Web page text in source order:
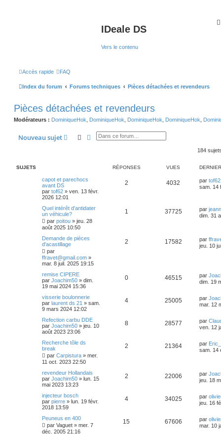
IDeale DS
Vers le contenu
Accès rapide FAQ
Index du forum Forums techniques Pièces détachées et revendeurs
Pièces détachées et revendeurs
Modérateurs : DominiqueHok DominiqueHok DominiqueHok DominiqueHok
Nouveau sujet Rechercher
Recherche avancée
184
SUJETS RÉPONSES VUES
capot et parechocs
avant DS
par tof62 » ven. 13 févr.
2026 12:01
2 4032 par tof62
sam. 14
Quel intérêt d'antidater
un véhicule?
par poitou » jeu. 28
août 2025 10:50
1 37725 par
dim. 31
Demande de pièces
d'acastillage
par
ffravet@gmail.com »
mar. 8 juil. 2025 19:15
2 17582 par
jeu. 10
remise CIPERE
par Joachim50 » dim.
19 mai 2024 15:36
0 46515 par
dim. 19
visserie boulonnerie
par laurent ds 21 » sam.
9 mars 2024 12:02
4 25005 par
mar. 12
Refection carbu DDE
par Joachim50 » jeu. 10
août 2023 23:06
8 28577 par
ven. 12
Recherche tôle ds
break
par Carpistura » mer.
11 oct. 2023 22:50
2 21364 par
sam. 14
revendeur Hollandais
par Joachim50 » lun. 15
mai 2023 13:23
2 22006 par
jeu. 18
injecteur bosch
par pierre » lun. 19 févr.
2018 13:59
4 34025 par
jeu. 16
Peuneus en 400
par Vaguet » mer. 7
déc. 2005 21:16
15 67606 par
mar. 10